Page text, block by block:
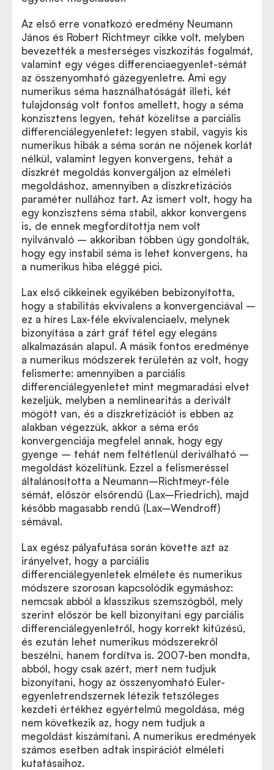
Az első erre vonatkozó eredmény Neumann
János és Robert Richtmeyr cikke volt, melyben
bevezették a mesterséges viszkozitás fogalmát,
valamint egy véges differenciaegyenlet-sémát
az összenyomható gázegyenletre. Ami egy
numerikus séma használhatóságát illeti, két
tulajdonság volt fontos amellett, hogy a séma
konzisztens legyen, tehát közelítse a parciális
differenciálegyenletet: legyen stabil, vagyis kis
numerikus hibák a séma során ne nőjenek korlát
nélkül, valamint legyen konvergens, tehát a
diszkrét megoldás konvergáljon az elméleti
megoldáshoz, amennyiben a diszkretizációs
paraméter nullához tart. Az ismert volt, hogy ha
egy konzisztens séma stabil, akkor konvergens
is, de ennek megfordítottja nem volt
nyilvánvaló – akkoriban többen úgy gondolták,
hogy egy instabil séma is lehet konvergens, ha
a numerikus hiba eléggé pici.
Lax első cikkeinek egyikében bebizonyította,
hogy a stabilitás ekvivalens a konvergenciával –
ez a híres Lax-féle ekvivalenciaelv, melynek
bizonyítása a zárt gráf tétel egy elegáns
alkalmazásán alapul. A másik fontos eredménye
a numerikus módszerek területén az volt, hogy
felismerte: amennyiben a parciális
differenciálegyenletet mint megmaradási elvet
kezeljük, melyben a nemlinearitás a derivált
mögött van, és a diszkretizációt is ebben az
alakban végezzük, akkor a séma erős
konvergenciája megfelel annak, hogy egy
gyenge – tehát nem feltétlenül deriválható –
megoldást közelítünk. Ezzel a felismeréssel
általánosította a Neumann–Richtmeyr-féle
sémát, először elsőrendű (Lax–Friedrich), majd
később magasabb rendű (Lax–Wendroff)
sémával.
Lax egész pályafutása során követte azt az
irányelvet, hogy a parciális
differenciálegyenletek elmélete és numerikus
módszere szorosan kapcsolódik egymáshoz:
nemcsak abból a klasszikus szemszögből, mely
szerint először be kell bizonyítani egy parciális
differenciálegyenletről, hogy korrekt kitűzésű,
és ezután lehet numerikus módszerekről
beszélni, hanem fordítva is. 2007-ben mondta,
abból, hogy csak azért, mert nem tudjuk
bizonyítani, hogy az összenyomható Euler-
egyenletrendszernek létezik tetszőleges
kezdeti értékhez egyértelmű megoldása, még
nem következik az, hogy nem tudjuk a
megoldást kiszámítani. A numerikus eredmények
számos esetben adtak inspirációt elméleti
kutatásaihoz.